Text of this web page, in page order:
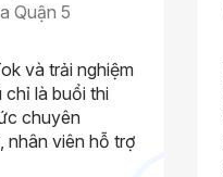
Quận 5
và trải nghiệm
là buổi thi
chuyên
nhân viên hỗ trợ